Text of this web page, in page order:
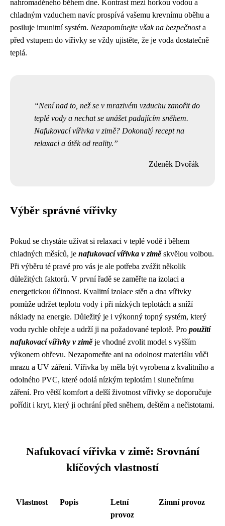
nahromaděného během dne. Kontrast mezi horkou vodou a
chladným vzduchem navíc prospívá vašemu krevnímu oběhu a
posiluje imunitní systém. Nezapomínejte však na bezpečnosta
před vstupem do vířivky se vždy ujistěte, že je voda dostatečně
teplá.
Není nad to, než se v mrazivém vzduchu zanořit do
teplé vody a nechat se unášet padajícím sněhem.
Nafukovací vířivka v zimě? Dokonalý recept na
relaxaci a útěk od reality.
Zdeněk Dvořák
Výběr správné vířivky
Pokud se chystáte užívat si relaxaci v teplé vodě i během
chladných měsíců, je nafukovací vířivka v ziměskvělou volbou.
Při výběru té pravé pro vás je ale potřeba zvážit několik
důležitých faktorů. V první řadě se zaměřte na izolaci a
energetickou účinnost. Kvalitní izolace stěn a dna vířivky
pomůže udržet teplotu vody i při nízkých teplotách a sníží
náklady na energie. Důležitý je i výkonný topný systém, který
vodu rychle ohřeje a udrží ji na požadované teplotě. Pro použití
nafukovací vířivky v ziměje vhodné zvolit model s vyšším
výkonem ohřevu. Nezapomeňte ani na odolnost materiálu vůči
mrazu a UV záření. Vířivka by měla být vyrobena z kvalitního a
odolného PVC, které odolá nízkým teplotám i slunečnímu
záření. Pro větší komfort a delší životnost vířivky se doporučuje
pořídit i kryt, který ji ochrání před sněhem, deštěm a nečistotami.
Nafukovací vířivka v zimě: Srovnání
klíčových vlastností
Vlastnost Popis
Letní
provoz
Zimní provoz